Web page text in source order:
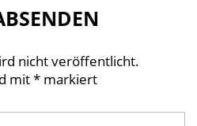
nicht veröffentlicht.
mit* markiert